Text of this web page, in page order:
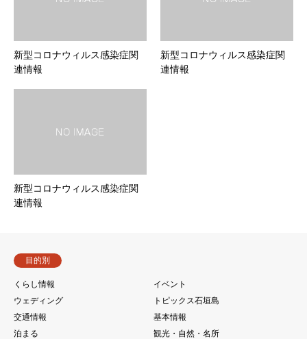
新型コロナウィルス感染症関
連情報
新型コロナウィルス感染症関
連情報
新型コロナウィルス感染症関
連情報
目的別
くらし情報
イベント
ウェディング
トピックス石垣島
交通情報
基本情報
泊まる
観光・自然・名所